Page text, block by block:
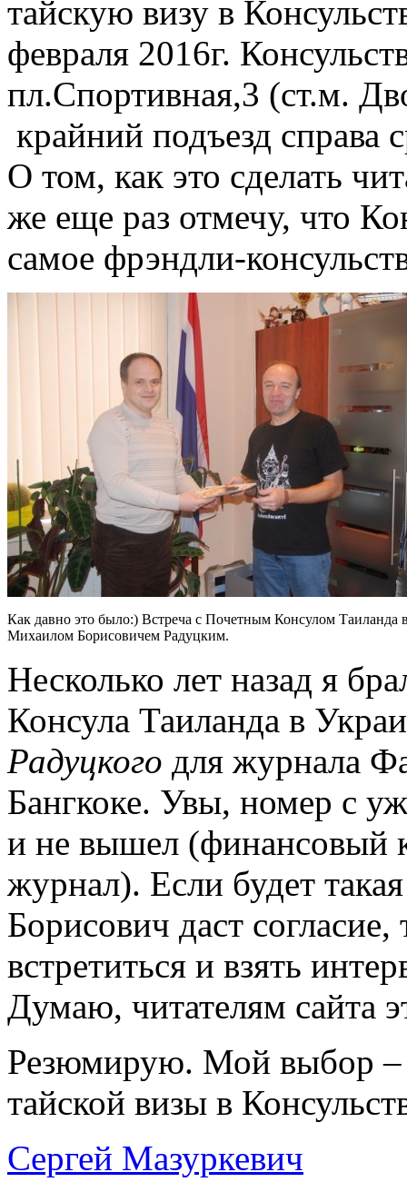
тайскую визу в
февраля 2016г.
пл.Спортивная,3 (ст.м.
крайний подъезд справа
О том, как это сделать
же еще раз отмечу, что
самое фрэндли-
Как давно это было:) Встреча с Почетным Консулом Таиланда
Михаилом Борисовичем Радуцким.
Несколько лет назад я
Консула Таиланда в
Радуцкого для журнала
Бангкоке. Увы, номер с
и не вышел (финансовый
журнал). Если будет
Борисович даст
встретиться и взять
Думаю, читателям сайта
Резюмирую. Мой выбор –
тайской визы в
Сергей Мазуркевич